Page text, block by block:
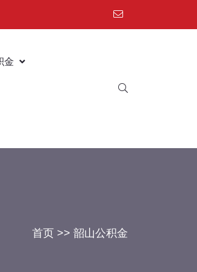
金
首页 >> 韶山公积金